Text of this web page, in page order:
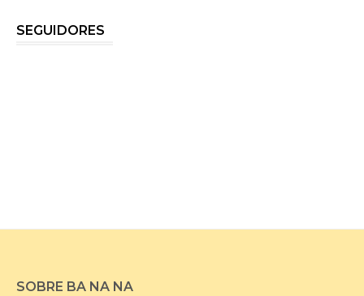
SEGUIDORES
SOBRE BA NA NA